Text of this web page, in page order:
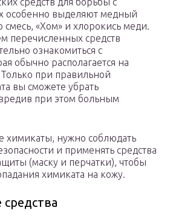
особенно выделяют медный
смесь, «Хом» и хлорокись меди.
перечисленных средств
ознакомиться с
обычно располагается на
Только при правильной
вы сможете убрать
при этом больным
химикаты, нужно соблюдать
и применять средства
(маску и перчатки), чтобы
химиката на кожу.